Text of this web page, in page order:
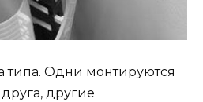
типа. Одни монтируются
другие